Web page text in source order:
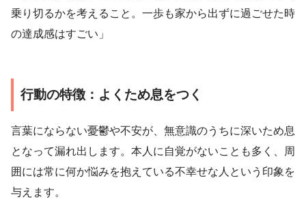
乗り切るかを考えること。一歩も家から出ずに過ごせた時
の達成感はすごい」
行動の特徴：よくため息をつく
言葉にならない憂鬱や不安が、無意識のうちに深いため息
となって漏れ出します。本人に自覚がないことも多く、周
囲には常に何か悩みを抱えている不幸せな人という印象を
与えます。